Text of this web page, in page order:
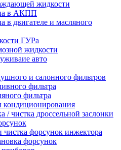
жидкости
в АКПП
в двигателе и масляного
ГУРа
жидкости
авто
и салонного фильтров
фильтра
фильтра
кондиционирования
/ чистка дроссельной заслонки
форсунок инжектора
форсунок